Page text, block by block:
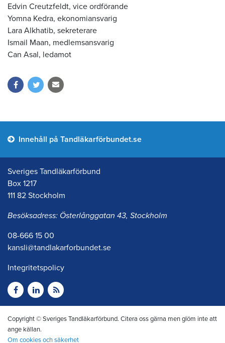
Edvin Creutzfeldt, vice ordförande
Yomna Kedra, ekonomiansvarig
Lara Alkhatib, sekreterare
Ismail Maan, medlemsansvarig
Can Asal, ledamot
Innehåll på Tandläkarförbundet.se
Sveriges Tandläkarförbund
Box 1217
111 82 Stockholm
Besöksadress: Österlånggatan 43, Stockholm
08-666 15 00
kansli@tandlakarforbundet.se
Integritetspolicy
Copyright © Sveriges Tandläkarförbund. Citera oss gärna men glöm inte att
ange källan.
Om cookies och säkerhet